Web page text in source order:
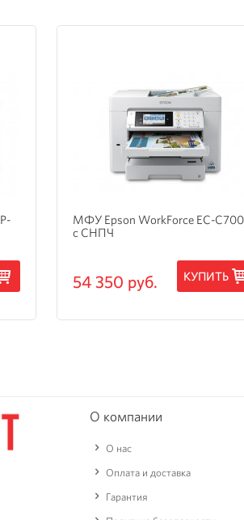
МФУ Epson WorkForce EC-
с СНПЧ
54 350 руб. КУПИТЬ
О компании
О нас
Оплата и доставка
Гарантия